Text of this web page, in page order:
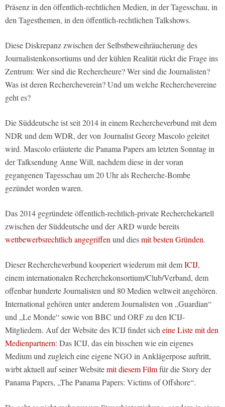
Präsenz in den öffentlich-rechtlichen Medien, in der Tagesschau, in
den Tagesthemen, in den öffentlich-rechtlichen Talkshows.
Diese Diskrepanz zwischen der Selbstbeweihräucherung des
Journalistenkonsortiums und der kühlen Realität rückt die Frage ins
Zentrum: Wer sind die Rechercheure? Wer sind die Journalisten?
Was ist deren Rechercheverein? Und um welche Recherchevereine
geht es?
Die Süddeutsche ist seit 2014 in einem Rechercheverbund mit dem
NDR und dem WDR, der von Journalist Georg Mascolo geleitet
wird. Mascolo erläuterte die Panama Papers am letzten Sonntag in
der Talksendung Anne Will, nachdem diese in der voran
gegangenen Tagesschau um 20 Uhr als Recherche-Bombe
gezündet worden waren.
Das 2014 gegründete öffentlich-rechtlich-private Recherchekartell
zwischen der Süddeutsche und der ARD wurde bereits
wettbewerbsrechtlich angegriffen und diesmit besten Gründen.
Dieser Rechercheverbund kooperiert wiederum mit demICIJ,
einem internationalen Recherchekonsortium/Club/Verband, dem
offenbar hunderte Journalisten und 80 Medien weltweit angehören.
International gehören unter anderem Journalisten von „Guardian“
und „Le Monde“ sowie von BBC und ORF zu den ICIJ-
Mitgliedern. Auf der Website des ICIJ findet sich eine Liste mit den
Medienpartnern: Das ICIJ, das ein bisschen wie ein eigenes
Medium und zugleich eine eigene NGO in Anklägerpose auftritt,
wirbt aktuell auf seiner Websitemit diesem Filmfür die Story der
Panama Papers, „The Panama Papers: Victims of Offshore“.